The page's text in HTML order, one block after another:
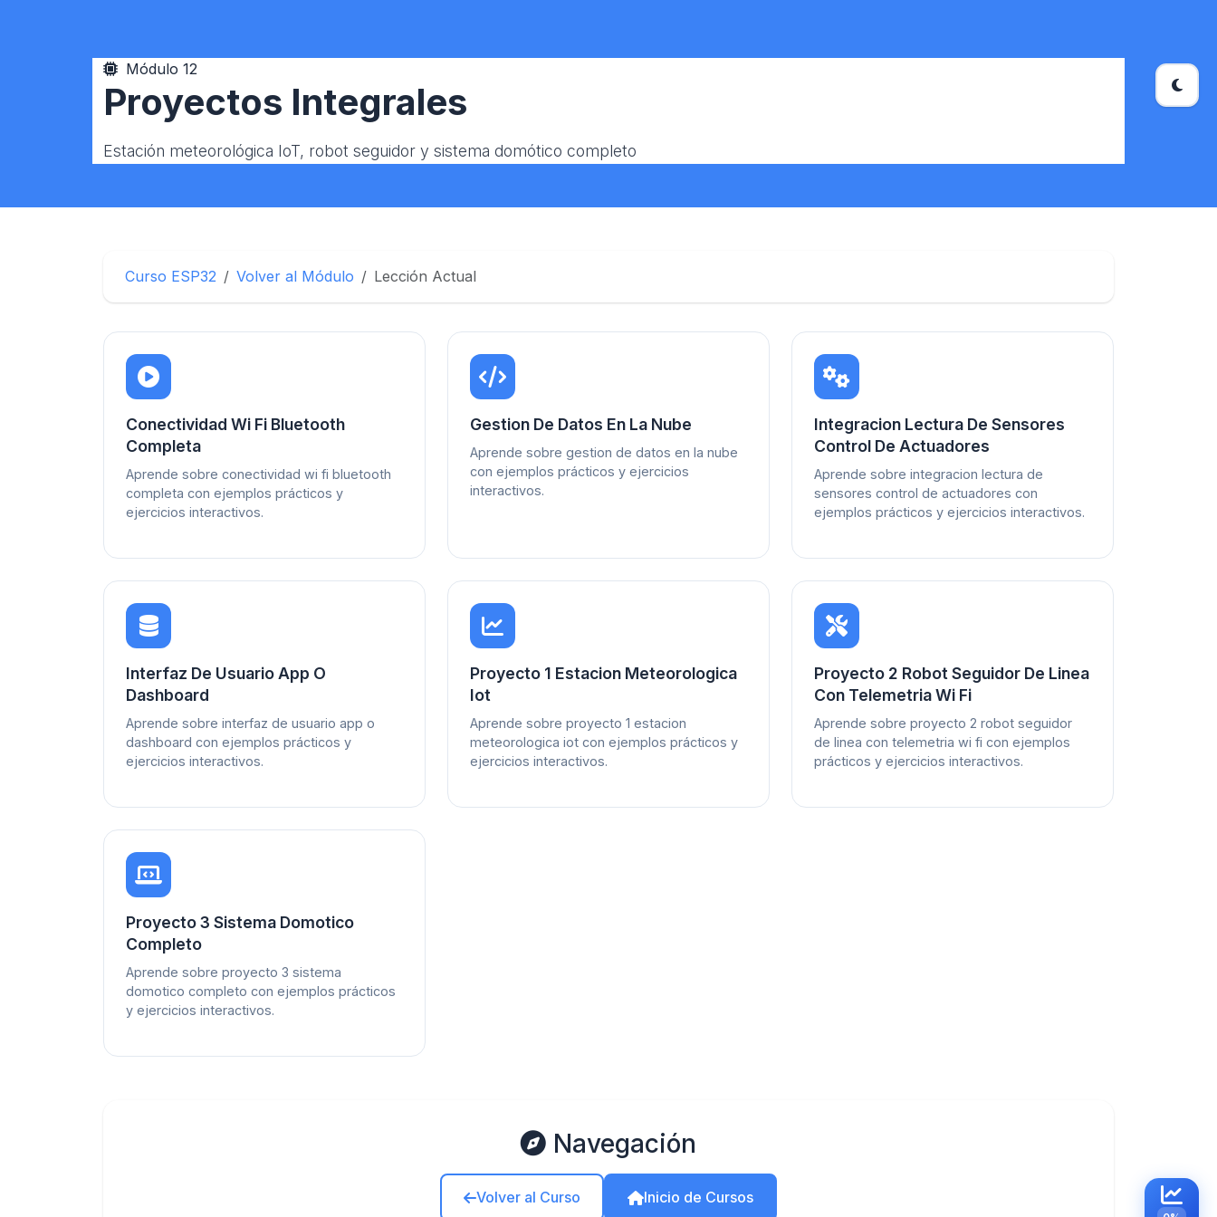
Módulo 12
Proyectos Integrales
Estación meteorológica IoT, robot seguidor y sistema domótico completo
Curso ESP32 Volver al Módulo Lección Actual
Conectividad Wi Fi Bluetooth
Completa
Aprende sobre conectividad wi fi bluetooth
completa con ejemplos prácticos y
ejercicios interactivos.
Gestion De Datos En La Nube
Aprende sobre gestion de datos en la nube
con ejemplos prácticos y ejercicios
interactivos.
Integracion Lectura De Sensores
Control De Actuadores
Aprende sobre integracion lectura de
sensores control de actuadores con
ejemplos prácticos y ejercicios interactivos.
Interfaz De Usuario App O
Dashboard
Aprende sobre interfaz de usuario app o
dashboard con ejemplos prácticos y
ejercicios interactivos.
Proyecto 1 Estacion Meteorologica
Iot
Aprende sobre proyecto 1 estacion
meteorologica iot con ejemplos prácticos y
ejercicios interactivos.
Proyecto 2 Robot Seguidor De Linea
Con Telemetria Wi Fi
Aprende sobre proyecto 2 robot seguidor
de linea con telemetria wi fi con ejemplos
prácticos y ejercicios interactivos.
Proyecto 3 Sistema Domotico
Completo
Aprende sobre proyecto 3 sistema
domotico completo con ejemplos prácticos
y ejercicios interactivos.
Navegación
Volver al Curso Inicio de Cursos